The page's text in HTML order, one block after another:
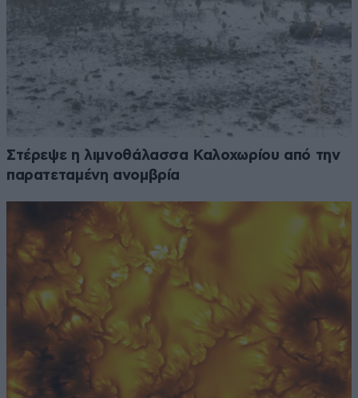
Στέρεψε η λιμνοθάλασσα Καλοχωρίου από την
παρατεταμένη ανομβρία